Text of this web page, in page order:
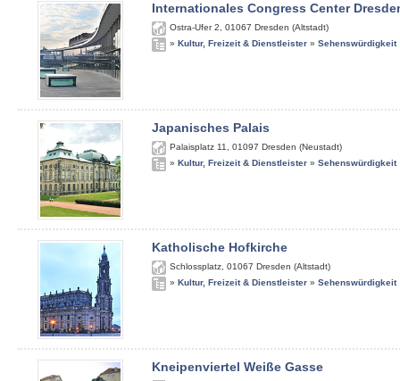
Internationales Congress Center
Ostra-Ufer 2 01067 Dresden (Altstadt)
» Kultur, Freizeit & Dienstleister » Sehenswürdigkeit
Japanisches Palais
Palaisplatz 11 01097 Dresden (Neustadt)
» Kultur, Freizeit & Dienstleister » Sehenswürdigkeit
Katholische Hofkirche
Schlossplatz 01067 Dresden (Altstadt)
» Kultur, Freizeit & Dienstleister » Sehenswürdigkeit
Kneipenviertel Weiße Gasse